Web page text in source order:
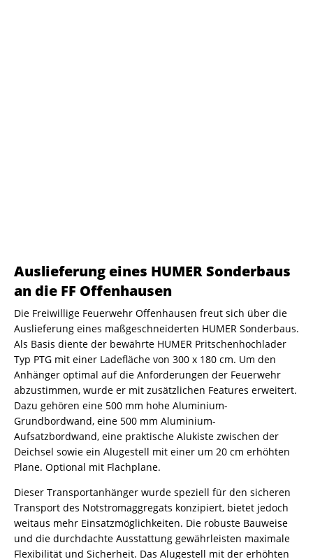
Auslieferung eines HUMER Sonderbaus
an die FF Offenhausen
Die Freiwillige Feuerwehr Offenhausen freut sich über die
Auslieferung eines maßgeschneiderten HUMER Sonderbaus.
Als Basis diente der bewährte HUMER Pritschenhochlader
Typ PTG mit einer Ladefläche von 300 x 180 cm. Um den
Anhänger optimal auf die Anforderungen der Feuerwehr
abzustimmen, wurde er mit zusätzlichen Features erweitert.
Dazu gehören eine 500 mm hohe Aluminium-
Grundbordwand, eine 500 mm Aluminium-
Aufsatzbordwand, eine praktische Alukiste zwischen der
Deichsel sowie ein Alugestell mit einer um 20 cm erhöhten
Plane. Optional mit Flachplane.
Dieser Transportanhänger wurde speziell für den sicheren
Transport des Notstromaggregats konzipiert, bietet jedoch
weitaus mehr Einsatzmöglichkeiten. Die robuste Bauweise
und die durchdachte Ausstattung gewährleisten maximale
Flexibilität und Sicherheit. Das Alugestell mit der erhöhten